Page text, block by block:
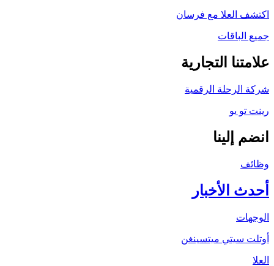
اكتشف العلا مع فرسان
جميع الباقات
علامتنا التجارية
شركة الرحلة الرقمية
رينت تو يو
انضم إلينا
وظائف
أحدث الأخبار
الوجهات
أوتلت سيتي ميتسينغن
العلا